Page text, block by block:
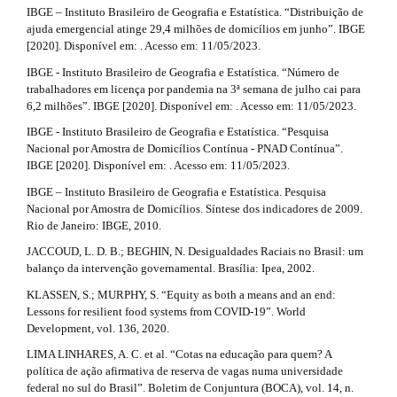
IBGE – Instituto Brasileiro de Geografia e Estatística. “Distribuição de
ajuda emergencial atinge 29,4 milhões de domicílios em junho”. IBGE
[2020]. Disponível em: . Acesso em: 11/05/2023.
IBGE - Instituto Brasileiro de Geografia e Estatística. “Número de
trabalhadores em licença por pandemia na 3ª semana de julho cai para
6,2 milhões”. IBGE [2020]. Disponível em: . Acesso em: 11/05/2023.
IBGE - Instituto Brasileiro de Geografia e Estatística. “Pesquisa
Nacional por Amostra de Domicílios Contínua - PNAD Contínua”.
IBGE [2020]. Disponível em: . Acesso em: 11/05/2023.
IBGE – Instituto Brasileiro de Geografia e Estatística. Pesquisa
Nacional por Amostra de Domicílios. Síntese dos indicadores de 2009.
Rio de Janeiro: IBGE, 2010.
JACCOUD, L. D. B.; BEGHIN, N. Desigualdades Raciais no Brasil: um
balanço da intervenção governamental. Brasília: Ipea, 2002.
KLASSEN, S.; MURPHY, S. “Equity as both a means and an end:
Lessons for resilient food systems from COVID-19”. World
Development, vol. 136, 2020.
LIMA LINHARES, A. C. et al. “Cotas na educação para quem? A
política de ação afirmativa de reserva de vagas numa universidade
federal no sul do Brasil”. Boletim de Conjuntura (BOCA), vol. 14, n.